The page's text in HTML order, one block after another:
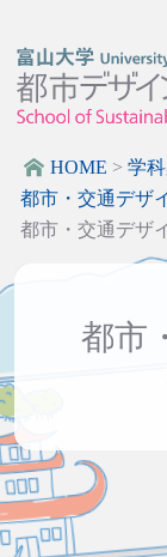
HOME > 学
都市・交通デザ
都市・交通デザ
都市